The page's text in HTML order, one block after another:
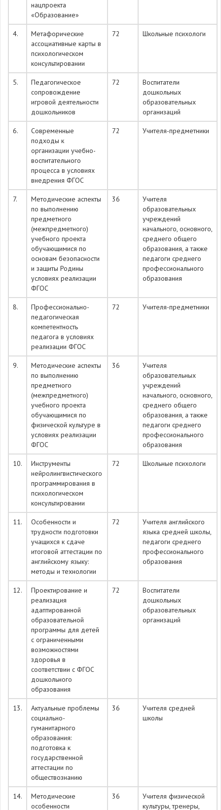
нацпроекта
«Образование»
4.
Метафорические
ассоциативные карты в
психологическом
консультировании
72 Школьные психологи
5.
Педагогическое
сопровождение
игровой деятельности
дошкольников
72
Воспитатели
дошкольных
образовательных
организаций
6.
Современные
подходы к
организации учебно-
воспитательного
процесса в условиях
внедрения ФГОС
72 Учителя-предметники
7.
Методические аспекты
по выполнению
предметного
(межпредметного)
учебного проекта
обучающимися по
основам безопасности
и защиты Родины
условиях реализации
ФГОС
36
Учителя
образовательных
учреждений
начального, основного,
среднего общего
образования, а также
педагоги среднего
профессионального
образования
8.
Профессионально-
педагогическая
компетентность
педагога в условиях
реализации ФГОС
72 Учителя-предметники
9.
Методические аспекты
по выполнению
предметного
(межпредметного)
учебного проекта
обучающимися по
физической культуре в
условиях реализации
ФГОС
36
Учителя
образовательных
учреждений
начального, основного,
среднего общего
образования, а также
педагоги среднего
профессионального
образования
10.
Инструменты
нейролингвистического
программирования в
психологическом
консультировании
72 Школьные психологи
11.
Особенности и
трудности подготовки
учащихся к сдаче
итоговой аттестации по
английскому языку:
методы и технологии
72
Учителя английского
языка средней школы,
педагоги среднего
профессионального
образования
12.
Проектирование и
реализация
адаптированной
образовательной
программы для детей
с ограниченными
возможностями
здоровья в
соответствии с ФГОС
дошкольного
образования
72
Воспитатели
дошкольных
образовательных
организаций
13.
Актуальные проблемы
социально-
гуманитарного
образования:
подготовка к
государственной
аттестации по
обществознанию
36
Учителя средней
школы
14.
Методические
особенности
36
Учителя физической
культуры, тренеры,